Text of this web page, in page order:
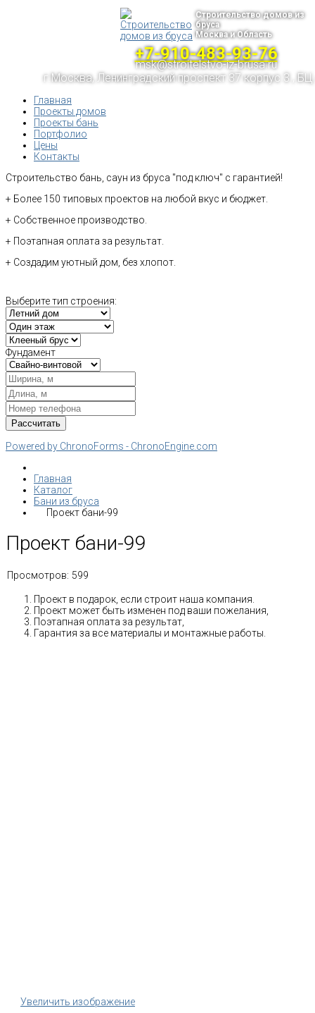
Строительство домов из
бруса
Москва и Область
+7-910-483-93-76
msk@stroitelstvo-iz-brusa.ru
г.Москва, Ленинградский проспект 37 корпус 3 , БЦ
Главная
Проекты домов
Проекты бань
Портфолио
Цены
Контакты
Строительство бань, саун из бруса "под ключ" с гарантией!
+ Более 150 типовых проектов на любой вкус и бюджет.
+ Собственное производство.
+ Поэтапная оплата за результат.
+ Создадим уютный дом, без хлопот.
Выберите тип строения:
Фундамент
Powered by ChronoForms - ChronoEngine.com
Главная
Каталог
Бани из бруса
Проект бани-99
Проект бани-99
Просмотров: 599
Проект в подарок, если строит наша компания.
Проект может быть изменен под ваши пожелания,
Поэтапная оплата за результат,
Гарантия за все материалы и монтажные работы.
Увеличить изображение